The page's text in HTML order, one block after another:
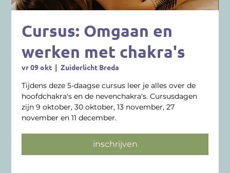
Cursus: Omgaan en
werken met chakra's
vr 09 okt
  |
Zuiderlicht Breda
Tijdens deze 5-daagse cursus leer je alles over de
hoofdchakra's en de nevenchakra's. Cursusdagen
zijn 9 oktober, 30 oktober, 13 november, 27
november en 11 december.
inschrijven